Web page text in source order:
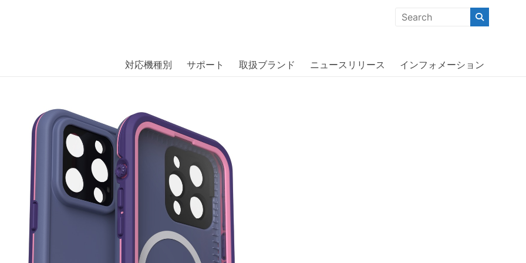
には、日本では珍しい「海外ブランド」をはじめ「ユニークな商品」「機能的な商品」「コストパフォーマンスの高い商
対応機種別 サポート 取扱ブランド ニュースリリース インフォメーション